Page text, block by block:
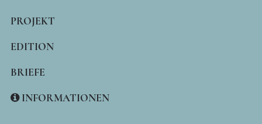
PROJEKT
EDITION
BRIEFE
INFORMATIONEN